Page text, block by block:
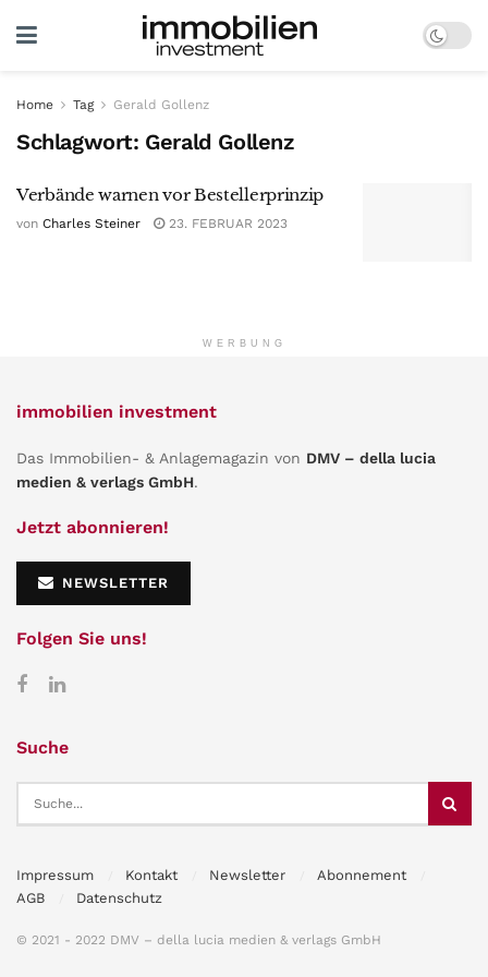
Home Tag Gerald Gollenz
Schlagwort: Gerald Gollenz
Verbände warnen vor Bestellerprinzip
von Charles Steiner 23. FEBRUAR 2023
WERBUNG
immobilien investment
Das Immobilien- & Anlagemagazin von DMV – della lucia
medien & verlags GmbH.
Jetzt abonnieren!
NEWSLETTER
Folgen Sie uns!
Suche
Impressum Kontakt Newsletter
Abonnement
AGB
Datenschutz
© 2021 - 2022 DMV – della lucia medien & verlags GmbH